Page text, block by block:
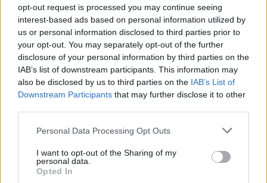
opt-out request is processed you may continue seeing
interest-based ads based on personal information utilized by
us or personal information disclosed to third parties prior to
your opt-out. You may separately opt-out of the further
disclosure of your personal information by third parties on the
IAB’s list of downstream participants. This information may
also be disclosed by us to third parties on the IAB’s List of
Downstream Participants that may further disclose it to other
Please note that this website/app uses one or more Google
not limited to your visit or usage behaviour. You may click to
grant or deny consent to Google and its third-party tags to
use your data for below specified purposes in below Google
Personal Data Processing Opt Outs
I want to opt-out of the Sharing of my
personal data.
Opted In
Continua a leggere